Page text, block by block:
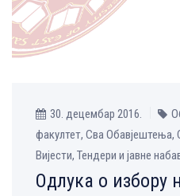
30. децембар 2016.
факултет, Сва Обавјештења,
Вијести, Тендери и јавне
Одлука о избору